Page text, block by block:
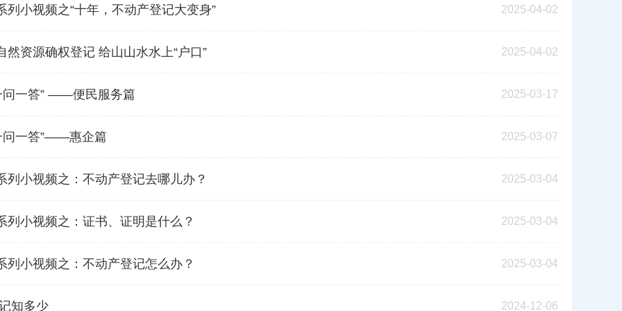
列小视频之“十年，不动产登记大变身” 2025-04-02
然资源确权登记 给山山水水上“户口” 2025-04-02
问一答” ——便民服务篇 2025-03-17
问一答”——惠企篇 2025-03-07
列小视频之：不动产登记去哪儿办？ 2025-03-04
列小视频之：证书、证明是什么？ 2025-03-04
列小视频之：不动产登记怎么办？ 2025-03-04
知多少 2024-12-06